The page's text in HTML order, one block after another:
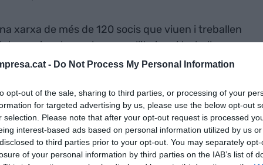
- Do Not Process My Personal Information
opt-out of the sale, sharing to third parties, or processing of your
for targeted advertising by us, please use the below opt-out
selection. Please note that after your opt-out request is processed
interest-based ads based on personal information utilized by us
to third parties prior to your opt-out. You may separately
of your personal information by third parties on the IAB’s list of
xarxa de més de 120 socis que viuen i treballen
que han escollit viure i treballar a
projectes per atreure talent i negoci, està
els seus socis i els dona suport perquè
per identificar reptes i projectes per a la
Recerca i Coneixement, Cultura,